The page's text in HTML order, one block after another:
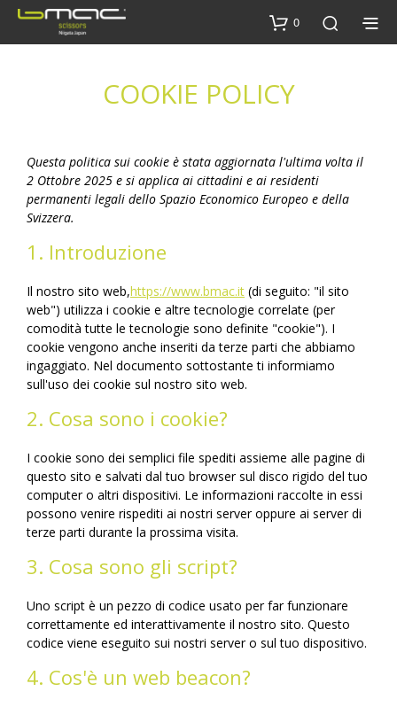
0
COOKIE POLICY
Questa politica sui cookie è stata aggiornata l'ultima volta il
2 Ottobre 2025 e si applica ai cittadini e ai residenti
permanenti legali dello Spazio Economico Europeo e della
Svizzera.
1. Introduzione
Il nostro sito web,https://www.bmac.it (di seguito: "il sito
web") utilizza i cookie e altre tecnologie correlate (per
comodità tutte le tecnologie sono definite "cookie"). I
cookie vengono anche inseriti da terze parti che abbiamo
ingaggiato. Nel documento sottostante ti informiamo
sull'uso dei cookie sul nostro sito web.
2. Cosa sono i cookie?
I cookie sono dei semplici file spediti assieme alle pagine di
questo sito e salvati dal tuo browser sul disco rigido del tuo
computer o altri dispositivi. Le informazioni raccolte in essi
possono venire rispediti ai nostri server oppure ai server di
terze parti durante la prossima visita.
3. Cosa sono gli script?
Uno script è un pezzo di codice usato per far funzionare
correttamente ed interattivamente il nostro sito. Questo
codice viene eseguito sui nostri server o sul tuo dispositivo.
4. Cos'è un web beacon?